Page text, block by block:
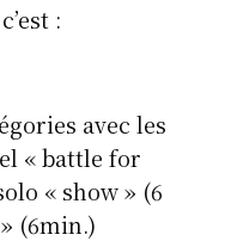
:
avec les
« battle for
« show » (6
(6min.)